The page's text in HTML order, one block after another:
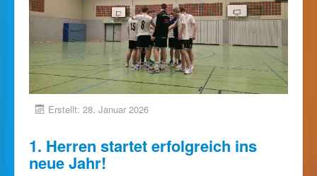
Erstellt: 28. Januar 2026
1. Herren startet erfolgreich ins
neue Jahr!